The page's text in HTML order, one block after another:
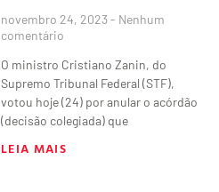
novembro 24, 2023 Nenhum
comentário
O ministro Cristiano Zanin, do
Supremo Tribunal Federal (STF),
votou hoje (24) por anular o acórdão
(decisão colegiada) que
LEIA MAIS